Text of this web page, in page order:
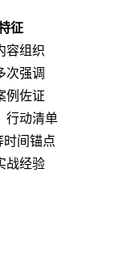
征
容组织
次强调
例佐证
行动清单
时间锚点
战经验